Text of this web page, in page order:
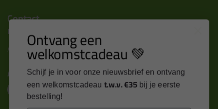
Contact
Kitcentrum B.V.
Alle contactgegevens >
Altijd op de hoogte blijven?
Ontvang een
welkomstcadeau 💚
Schijf je in voor onze nieuwsbrief en ontvang
een welkomstcadeau t.w.v. €35 bij je eerste
bestelling!